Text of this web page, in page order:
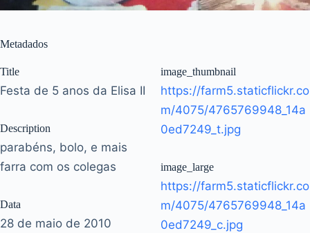
Metadados
Title
Festa de 5 anos da Elisa II
Description
parabéns, bolo, e mais
farra com os colegas
Data
28 de maio de 2010
image_thumbnail
https://farm5.staticflickr.co
m/4075/4765769948_14a
0ed7249_t.jpg
image_large
https://farm5.staticflickr.co
m/4075/4765769948_14a
0ed7249_c.jpg